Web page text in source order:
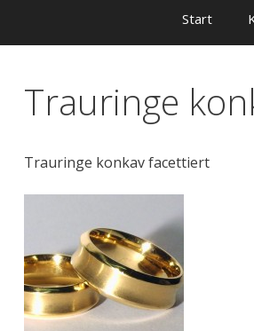
Start
Trauringe
Trauringe konkav facettiert